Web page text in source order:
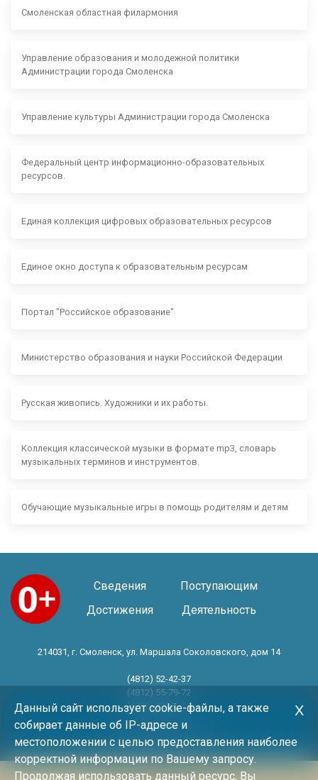
Смоленская областная филармония
Управление образования и молодежной политики
Администрации города Смоленска
Управление культуры Администрации города Смоленска
Федеральный центр информационно-образовательных
ресурсов.
Единая коллекция цифровых образовательных ресурсов
Единое окно доступа к образовательным ресурсам
Портал "Российское образование"
Министерство образования и науки Российской Федерации
Русская живопись. Художники и их работы.
Коллекция классической музыки в формате mp3, словарь
музыкальных терминов и инструментов.
Обучающие музыкальные игры в помощь родителям и детям
Сведения
Поступающим
Достижения
Деятельность
214031, г. Смоленск, ул. Маршала Соколовского, дом 14
(4812) 52-42-37
(4812) 55-79-72
(4812) 30-06-11
Год основания 1983 год
Данный сайт использует cookie-файлы, а также
собирает данные об IP-адресе и
местоположении с целью предоставления наиболее
корректной информации по Вашему запросу.
Продолжая использовать данный ресурс, Вы
Х